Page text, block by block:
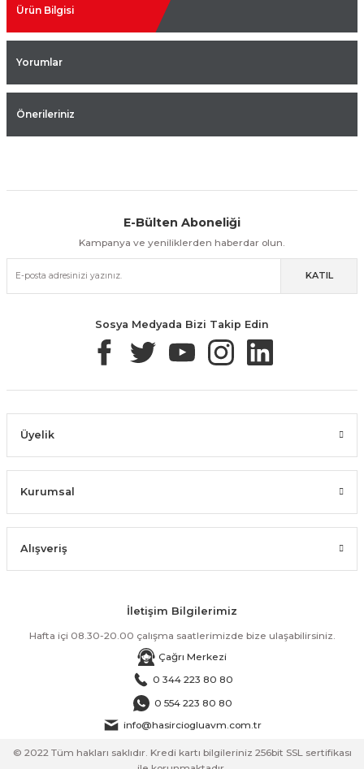
Ürün Bilgisi
Yorumlar
Önerileriniz
Kolay İade & Değişim Güvenli Alışveriş
Güvenli Paketleme Taksit / Havale İle Alışveriş Kolay İade & Değişim
E-Bülten Aboneliği
Kampanya ve yeniliklerden haberdar olun.
KATIL
Sosya Medyada Bizi Takip Edin
Üyelik
Kurumsal
Alışveriş
İletişim Bilgilerimiz
Hafta içi 08.30-20.00 çalışma saatlerimizde bize ulaşabilirsiniz.
Çağrı Merkezi
0 344 223 80 80
0 554 223 80 80
info@hasirciogluavm.com.tr
© 2022 Tüm hakları saklıdır. Kredi kartı bilgileriniz 256bit SSL sertifikası